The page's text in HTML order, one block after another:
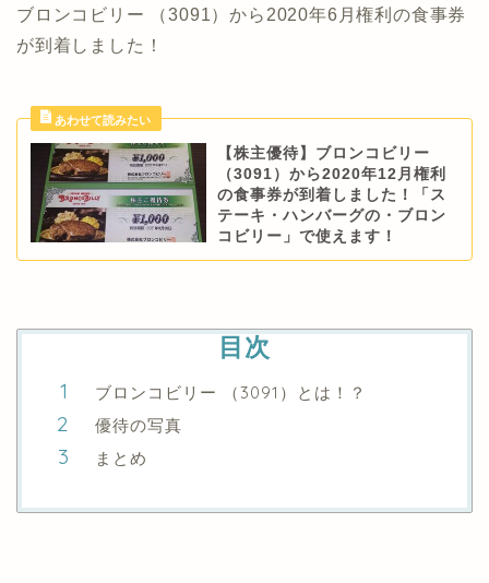
ブロンコビリー （3091）から2020年6月権利の食事券
が到着しました！
【株主優待】ブロンコビリー
（3091）から2020年12月権利
の食事券が到着しました！「ス
テーキ・ハンバーグの・ブロン
コビリー」で使えます！
目次
ブロンコビリー （3091）とは！？
優待の写真
まとめ